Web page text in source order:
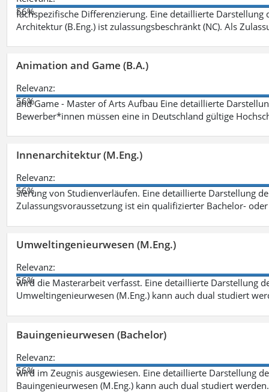
56%
fachspezifische Differenzierung. Eine detaillierte
Architektur (B.Eng.) ist zulassungsbeschränkt (NC). Als
Animation and Game (B.A.)
Relevanz:
56%
and Game - Master of Arts Aufbau Eine detaillierte
Bewerber*innen müssen eine in Deutschland gültige
Innenarchitektur (M.Eng.)
Relevanz:
56%
sierung von Studienverläufen. Eine detaillierte Darstellung
Zulassungsvoraussetzung ist ein qualifizierter Bachelor-
Umweltingenieurwesen (M.Eng.)
Relevanz:
56%
wird die Masterarbeit verfasst. Eine detaillierte Darstellung
Umweltingenieurwesen (M.Eng.) kann auch dual studiert
Bauingenieurwesen (Bachelor)
Relevanz:
56%
wird im Zeugnis ausgewiesen. Eine detaillierte Darstellung
Bauingenieurwesen (M.Eng.) kann auch dual studiert